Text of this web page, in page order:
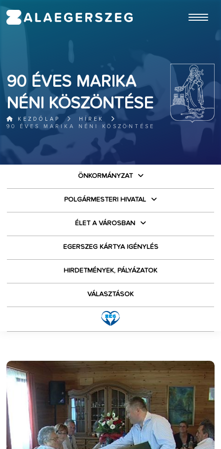
90 ÉVES MARIKA
NÉNI KÖSZÖNTÉSE
KEZDŐLAP
HÍREK
90 ÉVES MARIKA NÉNI KÖSZÖNTÉSE
ÖNKORMÁNYZAT
POLGÁRMESTERI HIVATAL
ÉLET A VÁROSBAN
EGERSZEG KÁRTYA IGÉNYLÉS
HIRDETMÉNYEK, PÁLYÁZATOK
VÁLASZTÁSOK